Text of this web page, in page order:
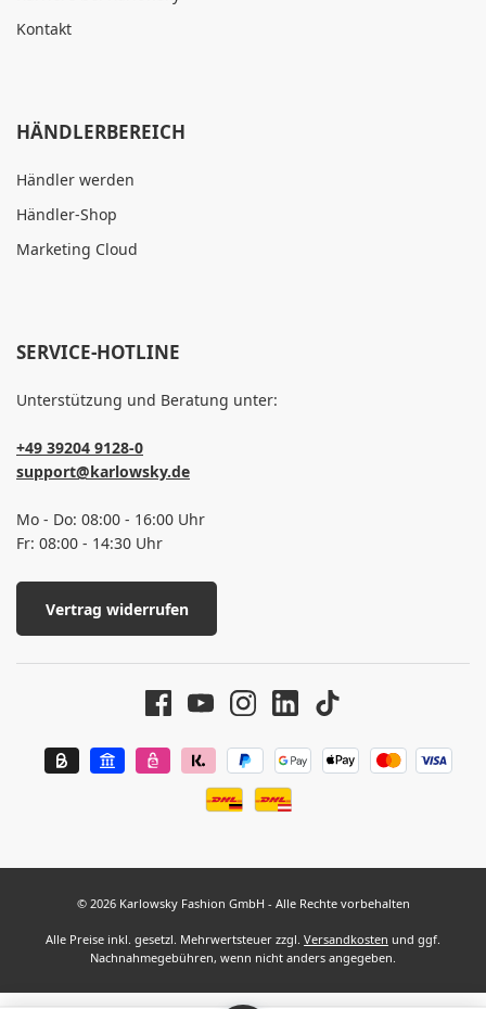
Kontakt
HÄNDLERBEREICH
Händler werden
Händler-Shop
Marketing Cloud
SERVICE-HOTLINE
Unterstützung und Beratung unter:
+49 39204 9128-0
support@karlowsky.de
Mo - Do: 08:00 - 16:00 Uhr
Fr: 08:00 - 14:30 Uhr
Vertrag widerrufen
© 2026 Karlowsky Fashion GmbH - Alle Rechte vorbehalten
Alle Preise inkl. gesetzl. Mehrwertsteuer zzgl. Versandkosten und ggf.
Nachnahmegebühren, wenn nicht anders angegeben.